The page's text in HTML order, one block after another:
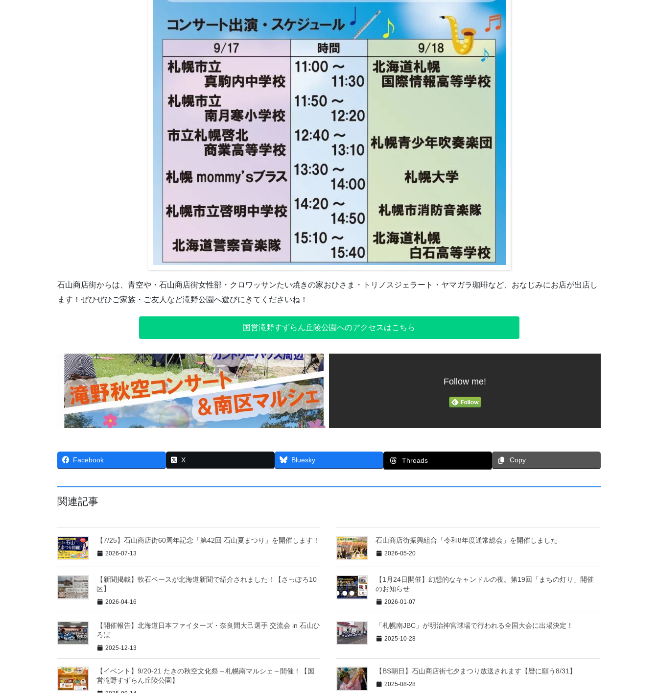
石山商店街からは、青空や・石山商店街女性部・クロワッサンたい焼きの家おひさま・トリノスジェラート・ヤマガラ珈琲など、おなじみにお店が出店し
ます！ぜひぜひご家族・ご友人など滝野公園へ遊びにきてくださいね！
国営滝野すずらん丘陵公園へのアクセスはこちら
Follow me!
Facebook X Bluesky Threads Copy
関連記事
【7/25】石山商店街60周年記念「第42回 石山夏まつり」を開催します！
2026-07-13
石山商店街振興組合「令和8年度通常総会」を開催しました
2026-05-20
【新聞掲載】軟石ベースが北海道新聞で紹介されました！【さっぽろ10
区】
2026-04-16
【1月24日開催】幻想的なキャンドルの夜。第19回「まちの灯り」開催
のお知らせ
2026-01-07
【開催報告】北海道日本ファイターズ・奈良間大己選手 交流会 in 石山ひ
ろば
2025-12-13
「札幌南JBC」が明治神宮球場で行われる全国大会に出場決定！
2025-10-28
【イベント】9/20-21 たきの秋空文化祭～札幌南マルシェ～開催！【国
営滝野すずらん丘陵公園】
【BS朝日】石山商店街七夕まつり放送されます【暦に願う8/31】
2025-08-28